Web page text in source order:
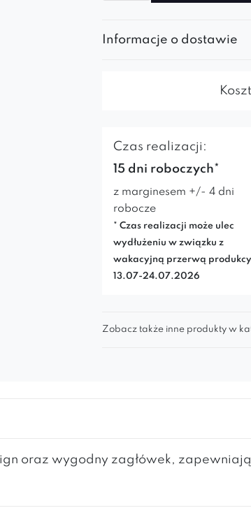
Informacje o dostawie
Czas realizacji:
15 dni roboczych*
z marginesem +/- 4 dni
robocze
* Czas realizacji może ulec
wydłużeniu w związku z
wakacyjną przerwą
13.07-24.07.2026
Zobacz także inne produkty w
oraz wygodny zagłówek,